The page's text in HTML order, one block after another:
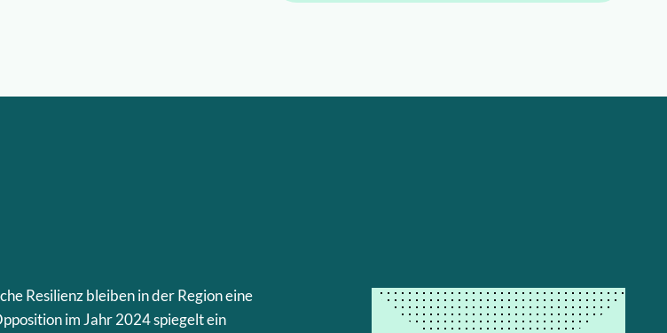
Resilienz bleiben in der Region eine
im Jahr 2024 spiegelt ein